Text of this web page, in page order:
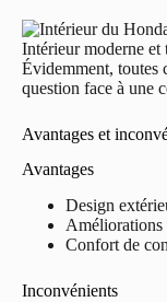
Intérieur moderne
Évidemment, toutes
question face à une
Avantages et
Avantages
Design
Améliorations
Confort de
Inconvénients